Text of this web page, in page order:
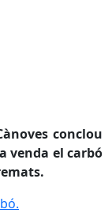
conclou
venda el carbó